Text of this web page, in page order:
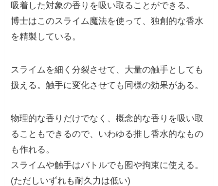
吸着した対象の香りを吸い取ることができる。
博士はこのスライム魔法を使って、独創的な香水
を精製している。
スライムを細く分裂させて、大量の触手としても
扱える。触手に変化させても同様の効果がある。
物理的な香りだけでなく、概念的な香りを吸い取
ることもできるので、いわゆる推し香水的なもの
も作れる。
スライムや触手はバトルでも囮や拘束に使える。
(ただしいずれも耐久力は低い)